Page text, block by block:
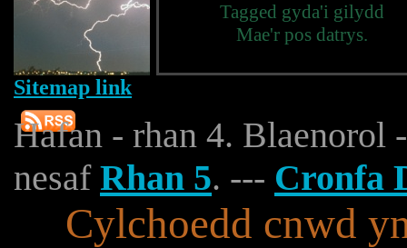
Tagged gyda'i gilydd
Mae'r pos datrys.
Sitemap link
Hafan - rhan 4. Blaenorol
nesaf Rhan 5. --- Cronfa
Cylchoedd cnwd